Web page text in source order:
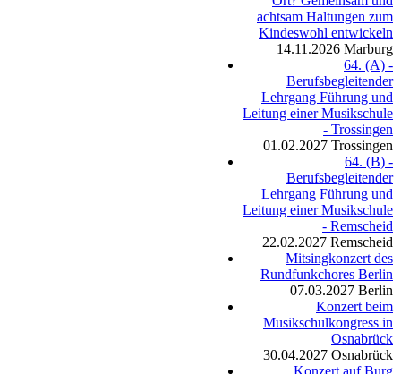
achtsam Haltungen zum
Kindeswohl entwickeln
14.11.2026 Marburg
64. (A) -
Berufsbegleitender
Lehrgang Führung und
Leitung einer Musikschule
- Trossingen
01.02.2027 Trossingen
64. (B) -
Berufsbegleitender
Lehrgang Führung und
Leitung einer Musikschule
- Remscheid
22.02.2027 Remscheid
Mitsingkonzert des
Rundfunkchores Berlin
07.03.2027 Berlin
Konzert beim
Musikschulkongress in
Osnabrück
30.04.2027 Osnabrück
Konzert auf Burg